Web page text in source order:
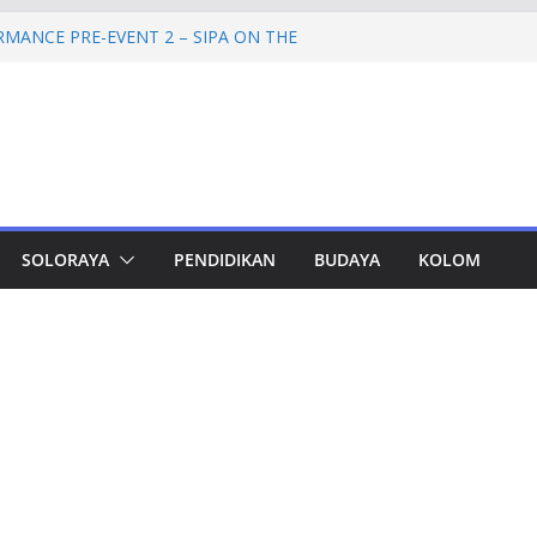
PRE-EVENT 2 – SIPA ON THE
Tampung 2.692 Siswa, Taj Yasin:
Rp1,2 Triliun untuk Pilgub
Mulai 2027
SPEM Akan Disidangkan
SOLORAYA PENDIDIKAN BUDAYA KOLOM